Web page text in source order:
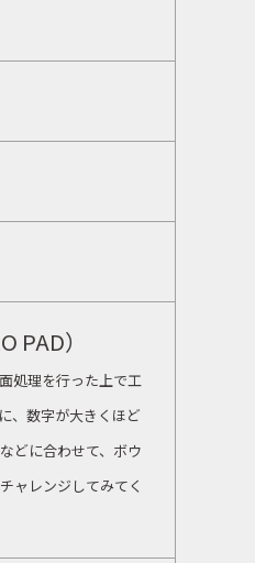
）
処理を行った上で工
、数字が大きくほど
どに合わせて、ボウ
ャレンジしてみてく